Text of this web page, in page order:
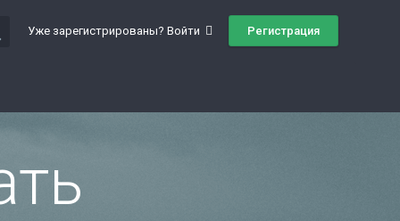
Уже зарегистрированы? Войти Регистрация